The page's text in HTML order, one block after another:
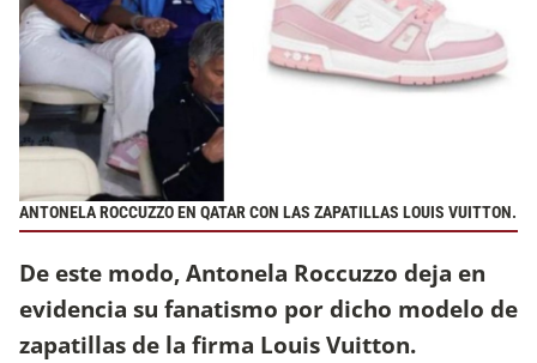
ANTONELA ROCCUZZO EN QATAR CON LAS ZAPATILLAS LOUIS VUITTON.
De este modo, Antonela Roccuzzo deja en
evidencia su fanatismo por dicho modelo de
zapatillas de la firma Louis Vuitton.